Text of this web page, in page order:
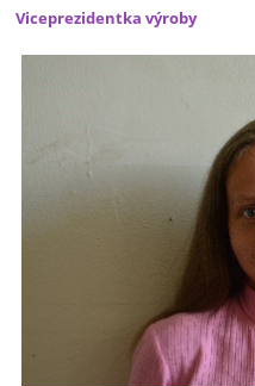
Viceprezidentka výroby